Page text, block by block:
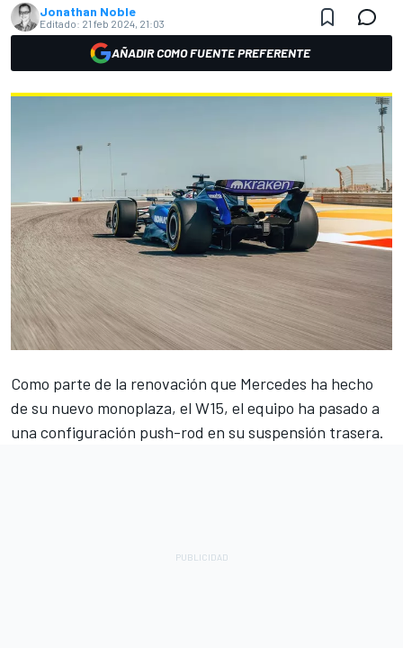
Jonathan Noble
Editado: 21 feb 2024, 21:03
AÑADIR COMO FUENTE PREFERENTE
Como parte de la renovación que Mercedes ha hecho
de su nuevo monoplaza, el W15, el equipo ha pasado a
una configuración push-rod en su suspensión trasera.